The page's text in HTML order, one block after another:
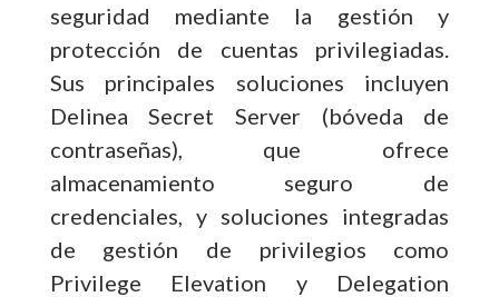
seguridad mediante la gestión y
protección de cuentas privilegiadas.
Sus principales soluciones incluyen
Delinea Secret Server (bóveda de
contraseñas), que ofrece
almacenamiento seguro de
credenciales, y soluciones integradas
de gestión de privilegios como
Privilege Elevation y Delegation